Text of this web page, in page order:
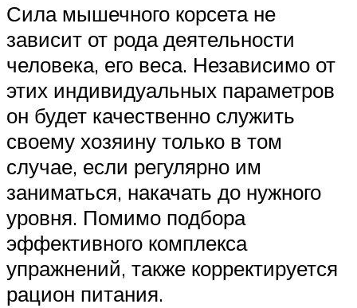
Сила мышечного корсета не
зависит от рода деятельности
человека, его веса. Независимо от
этих индивидуальных параметров
он будет качественно служить
своему хозяину только в том
случае, если регулярно им
заниматься, накачать до нужного
уровня. Помимо подбора
эффективного комплекса
упражнений, также корректируется
рацион питания.